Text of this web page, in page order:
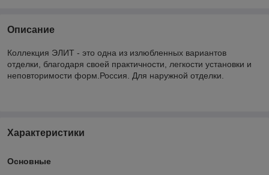
Описание
Коллекция ЭЛИТ - это одна из излюбленных вариантов
отделки, благодаря своей практичности, легкости установки и
неповторимости форм.Россия. Для наружной отделки.
Характеристики
Основные